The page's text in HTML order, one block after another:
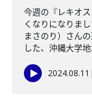
今週の『レキオ
くなりになりま
まさのり）さん
した、沖縄大学
2024.08.11 |